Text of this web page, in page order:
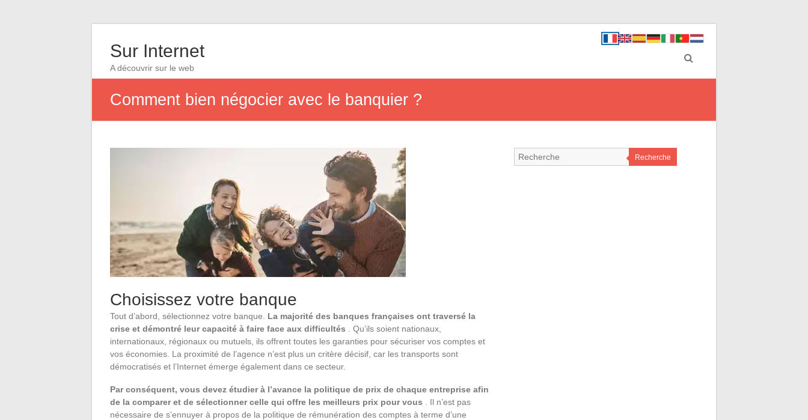
Sur Internet
A découvrir sur le web
Comment bien négocier avec le banquier ?
Choisissez votre banque
Tout d’abord, sélectionnez votre banque. La majorité des banques françaises ont traversé la
crise et démontré leur capacité à faire face aux difficultés
. Qu’ils soient nationaux,
internationaux, régionaux ou mutuels, ils offrent toutes les garanties pour sécuriser vos comptes et
vos économies. La proximité de l’agence n’est plus un critère décisif, car les transports sont
démocratisés et l’Internet émerge également dans ce secteur.
Par conséquent, vous devez étudier à l’avance la politique de prix de chaque entreprise afin
de la comparer et de sélectionner celle qui offre les meilleurs prix pour vous
. Il n’est pas
nécessaire de s’ennuyer à propos de la politique de rémunération des comptes à terme d’une
Recherche